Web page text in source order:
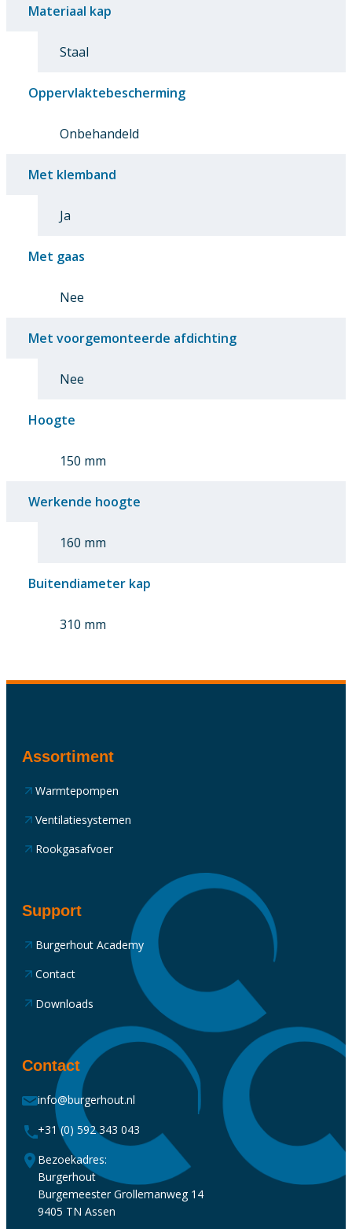
Materiaal kap
Staal
Oppervlaktebescherming
Onbehandeld
Met klemband
Ja
Met gaas
Nee
Met voorgemonteerde afdichting
Nee
Hoogte
150 mm
Werkende hoogte
160 mm
Buitendiameter kap
310 mm
Assortiment
Warmtepompen
Ventilatiesystemen
Rookgasafvoer
Support
Burgerhout Academy
Contact
Downloads
Contact
info@burgerhout.nl
+31 (0) 592 343 043
Bezoekadres:
Burgerhout
Burgemeester Grollemanweg 14
9405 TN Assen